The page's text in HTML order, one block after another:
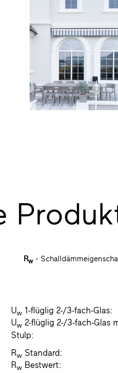
Rw -
Uw 1-flüglig 2-/3-fach-Glas:
Uw 2-flüglig 2-/3-fach-Glas
Stulp:
Rw Standard:
Rw Bestwert: